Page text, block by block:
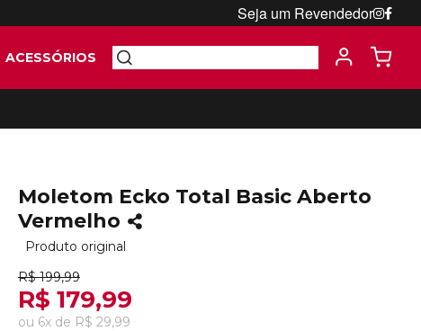
Seja um Revendedor
ACESSÓRIOS
Moletom Ecko Total Basic Aberto
Vermelho
Produto original
R$ 199,99
R$ 179,99
ou 6x de R$ 29,99